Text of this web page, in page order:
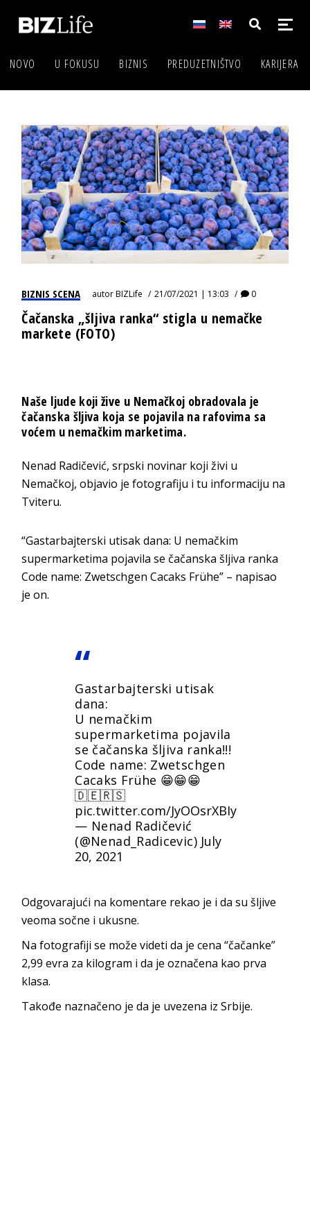
NOVO U FOKUSU BIZNIS PREDUZETNIŠTVO KARIJERA
BIZNIS SCENA autorBIZLife 21/07/2021 | 13:03 0
Čačanska „šljiva ranka“ stigla u nemačke
markete (FOTO)
Naše ljude koji žive u Nemačkoj obradovala je
čačanska šljiva koja se pojavila na rafovima sa
voćem u nemačkim marketima.
Nenad Radičević, srpski novinar koji živi u
Nemačkoj, objavio je fotografiju i tu informaciju na
Tviteru.
“Gastarbajterski utisak dana: U nemačkim
supermarketima pojavila se čačanska šljiva ranka
Code name: Zwetschgen Cacaks Frühe” – napisao
je on.
Gastarbajterski utisak
dana:
U nemačkim
supermarketima pojavila
se čačanska šljiva ranka!!!
Code name: Zwetschgen
Cacaks Frühe 😁😁😁
🇩🇪🇷🇸
pic.twitter.com/JyOOsrXBIy
— Nenad Radičević
(@Nenad_Radicevic) July
20, 2021
Odgovarajući na komentare rekao je i da su šljive
veoma sočne i ukusne.
Na fotografiji se može videti da je cena “čačanke”
2,99 evra za kilogram i da je označena kao prva
klasa.
Takođe naznačeno je da je uvezena iz Srbije.